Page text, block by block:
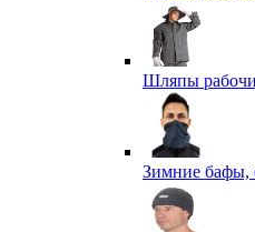
Шляпы
Зимние бафы,